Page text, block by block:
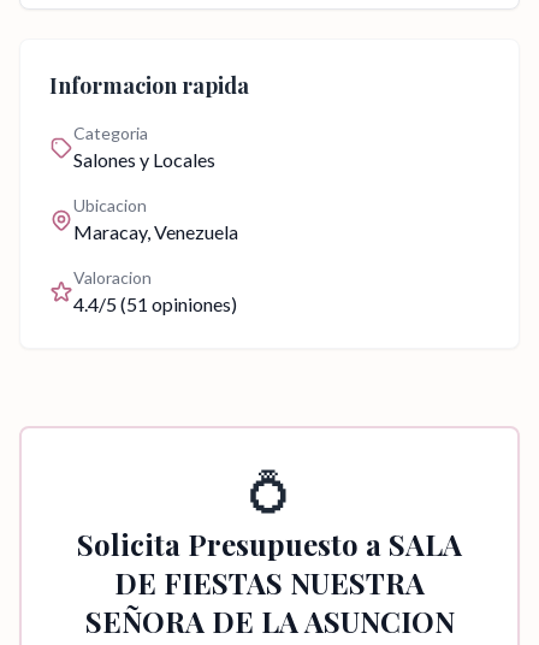
Informacion rapida
Categoria
Salones y Locales
Ubicacion
Maracay, Venezuela
Valoracion
4.4/5 (51 opiniones)
💍
Solicita Presupuesto a SALA
DE FIESTAS NUESTRA
SEÑORA DE LA ASUNCION